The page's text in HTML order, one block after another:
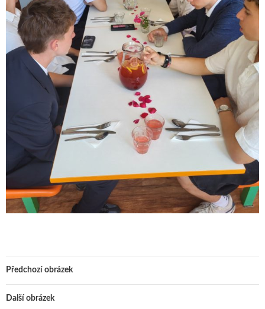
Předchozí obrázek
Další obrázek